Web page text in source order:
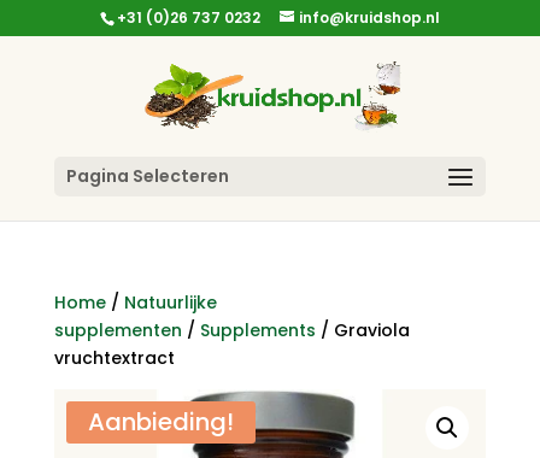
+31 (0)26 737 0232 info@kruidshop.nl
Pagina Selecteren
Home/ Natuurlijke
supplementen / Supplements / Graviola
vruchtextract
Aanbieding!